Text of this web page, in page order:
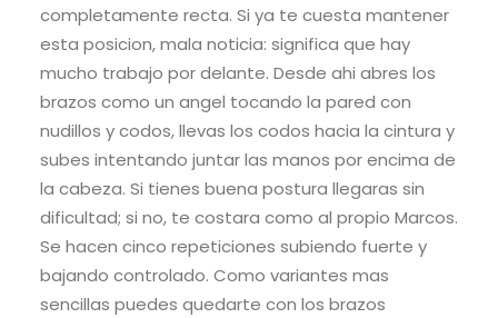
completamente recta. Si ya te cuesta mantener
esta posicion, mala noticia: significa que hay
mucho trabajo por delante. Desde ahi abres los
brazos como un angel tocando la pared con
nudillos y codos, llevas los codos hacia la cintura y
subes intentando juntar las manos por encima de
la cabeza. Si tienes buena postura llegaras sin
dificultad; si no, te costara como al propio Marcos.
Se hacen cinco repeticiones subiendo fuerte y
bajando controlado. Como variantes mas
sencillas puedes quedarte con los brazos